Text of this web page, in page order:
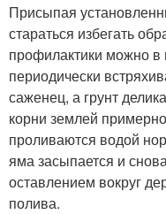
Присыпая
стараться избегать
профилактики можно в
периодически
саженец, а грунт
корни землей
проливаются водой
яма засыпается и
оставлением вокруг
полива.